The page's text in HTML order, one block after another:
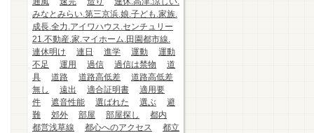
みなとみらい.第三京浜.娘.子ども.家族.
成長.全力.アイワハウス.センチュリー
21.不動産.家.マイホーム.田園都市線.
連休明け
連日 進学 運動
運動
不足
運用 過信 過信は禁物
道
具
道路 道路高低差
道路高低差
無し
遠出 適合証明書
適用要
件
遮音性能 選ばれた 選ぶ
避
難
郊外 部屋 部屋探し
都内
都営浅草線
都心へのアクセス
都立